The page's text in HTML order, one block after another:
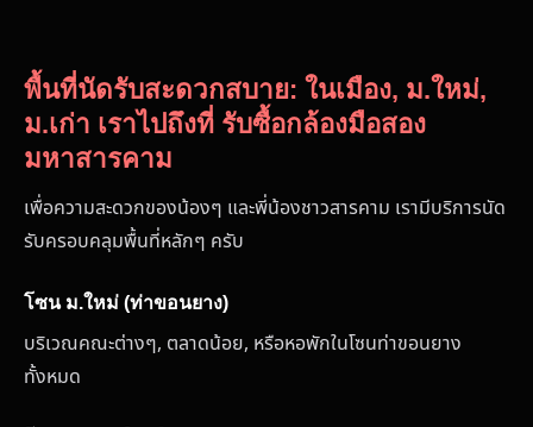
พื้นที่นัดรับสะดวกสบาย: ในเมือง, ม.ใหม่,
ม.เก่า เราไปถึงที่ รับซื้อกล้องมือสอง
มหาสารคาม
เพื่อความสะดวกของน้องๆ และพี่น้องชาวสารคาม เรามีบริการนัด
รับครอบคลุมพื้นที่หลักๆ ครับ
โซน ม.ใหม่ (ท่าขอนยาง)
บริเวณคณะต่างๆ, ตลาดน้อย, หรือหอพักในโซนท่าขอนยาง
ทั้งหมด